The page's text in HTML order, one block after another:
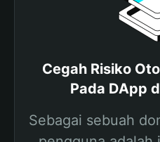
Cegah Risiko
Pada DApp
Sebagai sebuah